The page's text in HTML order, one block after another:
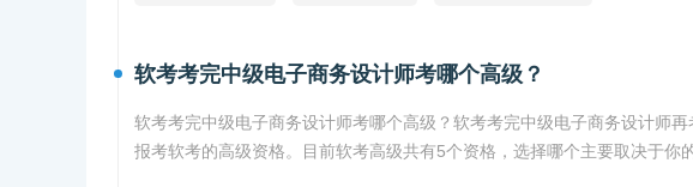
软考考完中级电子商务设计师考哪个高级？
软考考完中级电子商务设计师考哪个高级？软考考完中级电子商务设计师
报考软考的高级资格。目前软考高级共有5个资格，选择哪个主要取决于你